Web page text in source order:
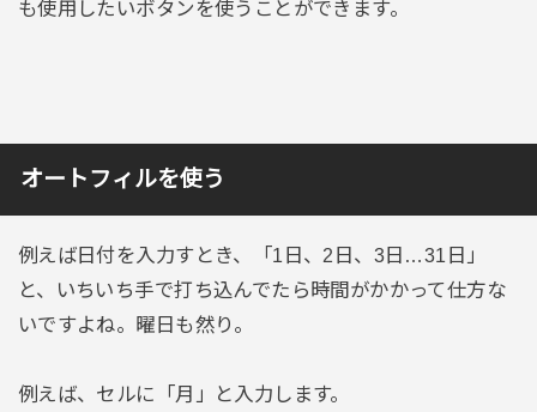
も使用したいボタンを使うことができます。
オートフィルを使う
例えば日付を入力すとき、「1日、2日、3日…31日」
と、いちいち手で打ち込んでたら時間がかかって仕方な
いですよね。曜日も然り。
例えば、セルに「月」と入力します。